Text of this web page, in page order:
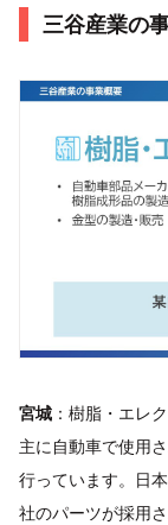
三谷産業の
宮城 ：樹脂・エレ
主に自動車で使用
行っています。日
社のパーツが採用